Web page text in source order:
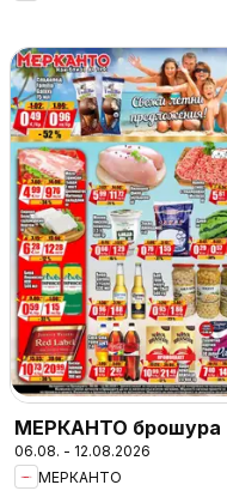
МЕРКАНТО брошура
06.08. - 12.08.2026
МЕРКАНТО